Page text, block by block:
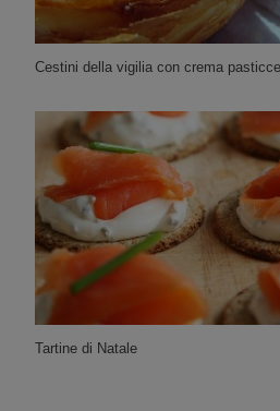
Cestini della vigilia con crema
Tartine di Natale